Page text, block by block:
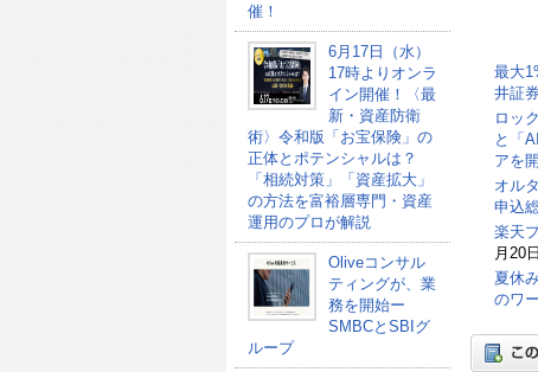
催！
6月17日（水）
17時よりオンラ
イン開催！〈最
新・資産防衛
術〉令和版「お宝保険」の
正体とポテンシャルは？
「相続対策」「資産拡大」
の方法を富裕層専門・資産
運用のプロが解説
Oliveコンサル
ティングが、業
務を開始ー
SMBCとSBIグ
ループ
最大
井証
ロッ
と「
アを
オル
申込
楽天
月20
夏休
のワ